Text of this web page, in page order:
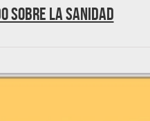
sobre la sanidad